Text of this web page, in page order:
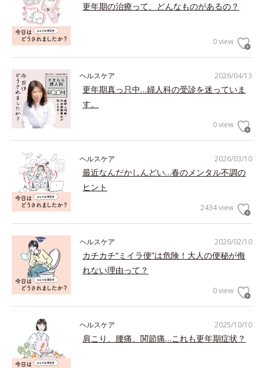
更年期の治療って、どんなものがあるの？
0 view
2026/04/13
ヘルスケア
更年期真っ只中…婦人科の受診を迷っていま
す。
0 view
2026/03/10
ヘルスケア
最近なんだかしんどい…春のメンタル不調の
ヒント
2434 view
2026/02/10
ヘルスケア
カチカチ“ミイラ便”は危険！大人の便秘が侮
れない理由って？
0 view
2025/10/10
ヘルスケア
肩こり、腰痛、関節痛…これも更年期症状？